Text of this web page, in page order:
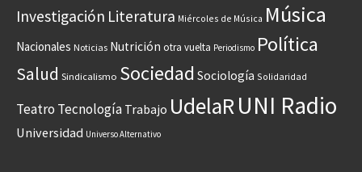
Investigación Literatura Miércoles de Música Música
Nacionales Noticias Nutrición otra vuelta Periodismo Política
Salud Sindicalismo Sociedad Sociología Solidaridad
Teatro Tecnología Trabajo UdelaRUNI Radio
Universidad Universo Alternativo